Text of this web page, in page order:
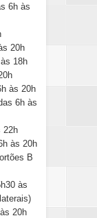
6h às
20h
18h
às 20h
6h às
22h
às 20h
B
às
20h